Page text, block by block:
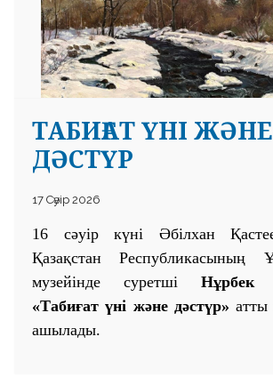
ТАБИҒАТ ҮНІ ЖӘНЕ
ДӘСТҮР
17 Сәуір 2026
16 сәуір күні Әбілхан
Қазақстан Республикасының
музейінде суретші Нұрбек
«Табиғат үні және дәстүр» атты
ашылады.